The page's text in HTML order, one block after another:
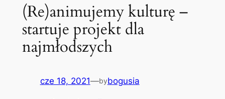
(Re)animujemy kulturę –
startuje projekt dla
najmłodszych
cze 18, 2021—bybogusia